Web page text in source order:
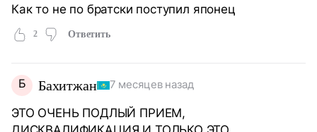
Как то не по братски поступил японец
2 Ответить
Б Бахитжан 7 месяцев назад
ЭТО ОЧЕНЬ ПОДЛЫЙ ПРИЕМ,